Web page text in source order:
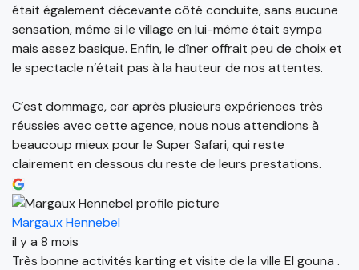
était également décevante côté conduite, sans aucune
sensation, même si le village en lui-même était sympa
mais assez basique. Enfin, le dîner offrait peu de choix et
le spectacle n’était pas à la hauteur de nos attentes.
C’est dommage, car après plusieurs expériences très
réussies avec cette agence, nous nous attendions à
beaucoup mieux pour le Super Safari, qui reste
clairement en dessous du reste de leurs prestations.
Margaux Hennebel
il y a 8 mois
Très bonne activités karting et visite de la ville El gouna .